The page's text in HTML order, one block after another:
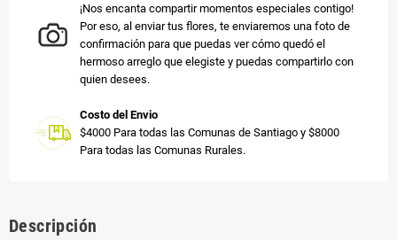
¡Nos encanta compartir momentos especiales contigo!
Por eso, al enviar tus flores, te enviaremos una foto de
confirmación para que puedas ver cómo quedó el
hermoso arreglo que elegiste y puedas compartirlo con
quien desees.
Costo del Envio
$4000 Para todas las Comunas de Santiago y $8000
Para todas las Comunas Rurales.
Descripción